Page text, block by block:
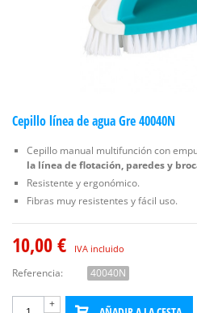
Cepillo línea de agua Gre 40040N
Cepillo manual multifunción con
la línea de flotación, paredes y
Resistente y ergonómico.
Fibras muy resistentes y fácil uso.
10,00 € IVA incluido
Referencia: 40040N
+